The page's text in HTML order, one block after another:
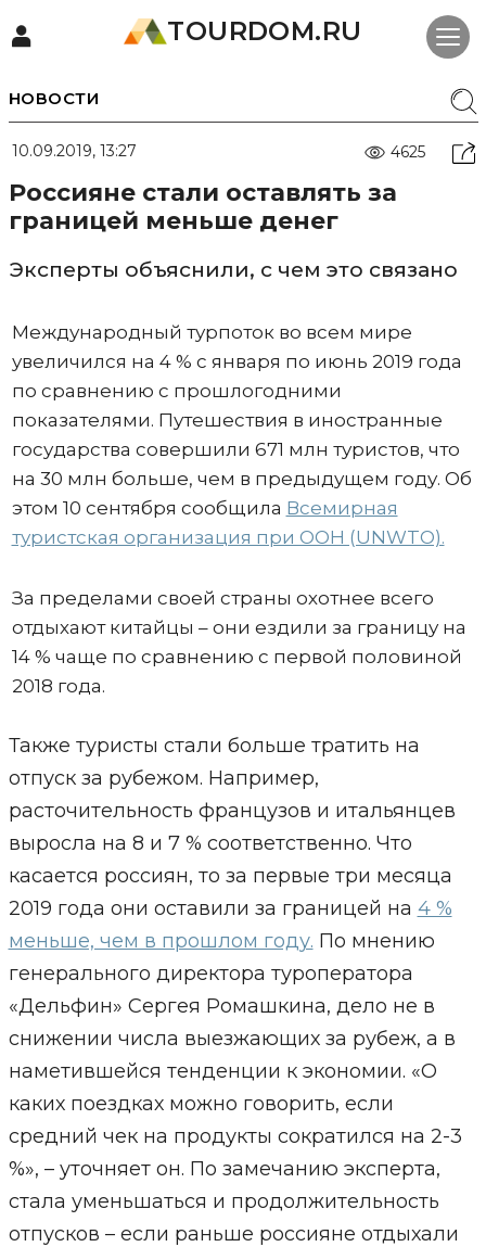
TOURDOM.RU
НОВОСТИ
10.09.2019, 13:27 4625
Россияне стали оставлять за
границей меньше денег
Эксперты объяснили, с чем это связано
Международный турпоток во всем мире
увеличился на 4 % с января по июнь 2019 года
по сравнению с прошлогодними
показателями. Путешествия в иностранные
государства совершили 671 млн туристов, что
на 30 млн больше, чем в предыдущем году. Об
этом 10 сентября сообщила Всемирная
туристская организация при ООН (UNWTO).
За пределами своей страны охотнее всего
отдыхают китайцы – они ездили за границу на
14 % чаще по сравнению с первой половиной
2018 года.
Также туристы стали больше тратить на
отпуск за рубежом. Например,
расточительность французов и итальянцев
выросла на 8 и 7 % соответственно. Что
касается россиян, то за первые три месяца
2019 года они оставили за границей на 4 %
меньше, чем в прошлом году. По мнению
генерального директора туроператора
«Дельфин» Сергея Ромашкина, дело не в
снижении числа выезжающих за рубеж, а в
наметившейся тенденции к экономии. «О
каких поездках можно говорить, если
средний чек на продукты сократился на 2-3
%», – уточняет он. По замечанию эксперта,
стала уменьшаться и продолжительность
отпусков – если раньше россияне отдыхали